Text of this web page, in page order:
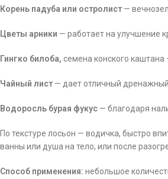
Корень падуба или остролист—
Цветы арники — работает на улучшение
Гингко билоба, семена конского каштана
Чайный лист— дает отличный
Водоросль бурая фукус — благодаря
По текстуре лосьон — водичка, быстро
ванны или душа на тело, или после
Способ применения: небольшое